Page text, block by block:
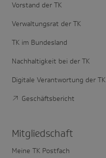
Vorstand der TK
Verwaltungsrat der TK
TK im Bundesland
Nachhaltigkeit bei der TK
Digitale Verantwortung der TK
Geschäftsbericht
Mitglied­schaft
Meine TK Postfach